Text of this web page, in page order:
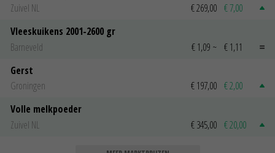
Zuivel NL
€ 269,00 € 7,00
Vleeskuikens 2001-2600 gr
Barneveld
€ 1,09 ~ € 1,11
Gerst
Groningen
€ 197,00 € 2,00
Volle melkpoeder
Zuivel NL
€ 345,00 € 20,00